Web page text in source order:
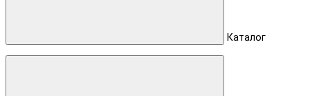
Каталог